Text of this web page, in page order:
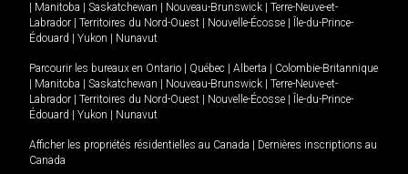
Manitoba Saskatchewan Nouveau-Brunswick
Terre-Neuve-et-
Labrador
Territoires du Nord-Ouest Nouvelle-Écosse
Île-du-Prince-
Édouard
Yukon Nunavut
Parcourir les bureaux en Ontario Québec Alberta
Colombie-Britannique
Manitoba Saskatchewan Nouveau-Brunswick
Terre-Neuve-et-
Labrador
Territoires du Nord-Ouest Nouvelle-Écosse
Île-du-Prince-
Édouard
Yukon Nunavut
Afficher les propriétés résidentielles au Canada
Dernières inscriptions au
Canada